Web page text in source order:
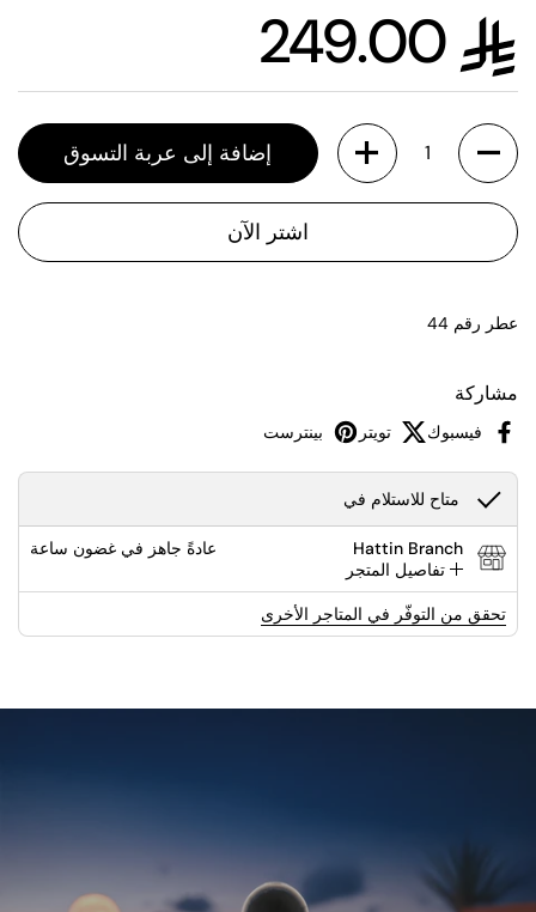
السعر العادي
الكمية
إضافة إلى عربة التسوق
اشتر الآن
عطر رقم 44
مشاركة
فيسبوك تويتر بينترست
متاح للاستلام في
Hattin Branch
تفاصيل المتجر
عادةً جاهز في غضون ساعة
تحقق من التوفّر في المتاجر الأخرى